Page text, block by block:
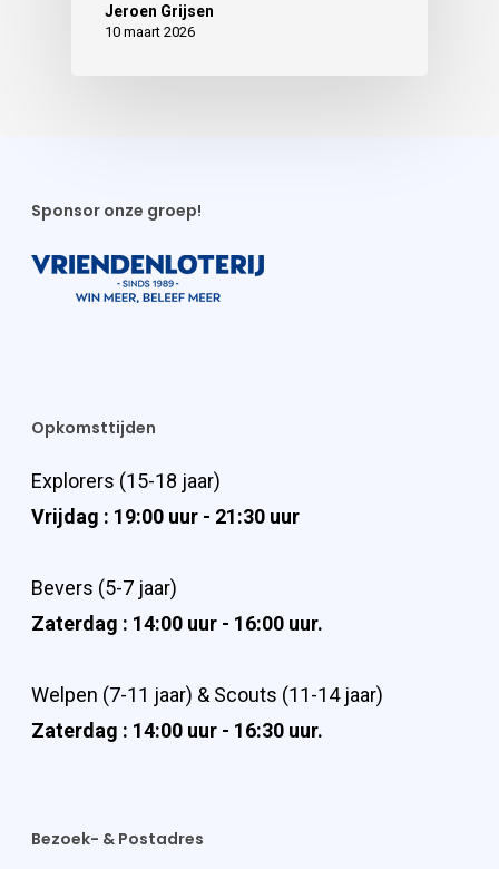
Jeroen Grijsen
10 maart 2026
Sponsor onze groep!
Opkomsttijden
Explorers (15-18 jaar)
Vrijdag : 19:00 uur - 21:30 uur
Bevers (5-7 jaar)
Zaterdag : 14:00 uur - 16:00 uur.
Welpen (7-11 jaar) & Scouts (11-14 jaar)
Zaterdag : 14:00 uur - 16:30 uur.
Bezoek- & Postadres